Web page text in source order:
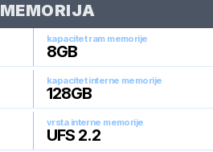
MEMORIJA
kapacitet ram memorije
8GB
kapacitet interne memorije
128GB
vrsta interne memorije
UFS 2.2